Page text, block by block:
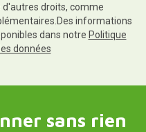
d'autres droits, comme
informations
dans notre Politique
données
sans rien